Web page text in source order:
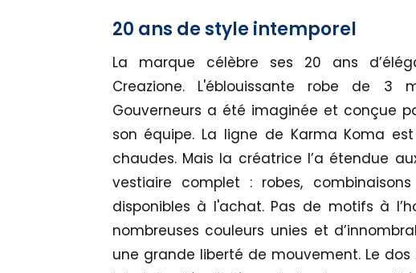
20 ans de style intemporel
La marque célèbre ses 20 ans
Creazione. L'éblouissante robe de
Gouverneurs a été imaginée et conçue
son équipe. La ligne de Karma Koma
chaudes. Mais la créatrice l’a étendue
vestiaire complet : robes,
disponibles à l'achat. Pas de motifs à
nombreuses couleurs unies et
une grande liberté de mouvement. Le